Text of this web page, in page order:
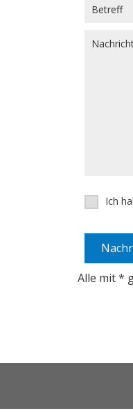
Ich
Alle mit *